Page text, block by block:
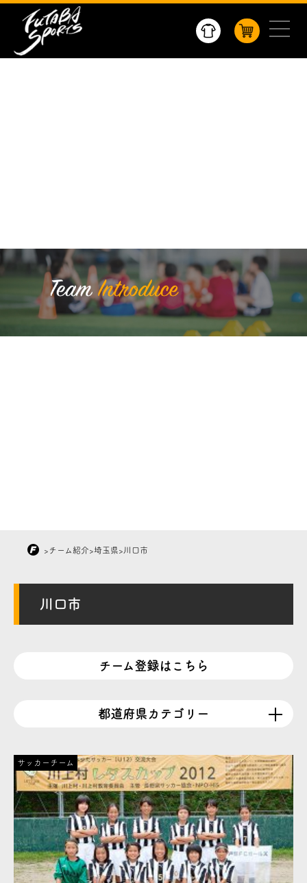
> チーム紹介>埼玉県>川口市
川口市
チーム登録はこちら
都道府県カテゴリー
サッカーチーム